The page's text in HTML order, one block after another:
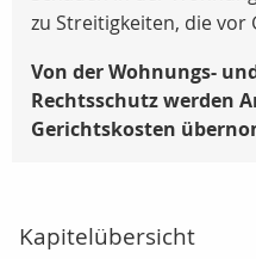
zu Streitigkeiten, die vor
Von der Wohnungs-
Rechtsschutz werden
Gerichtskosten
Kapitelübersicht